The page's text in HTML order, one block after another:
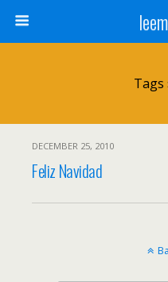
Tags
DECEMBER 25, 2010
Feliz Navidad